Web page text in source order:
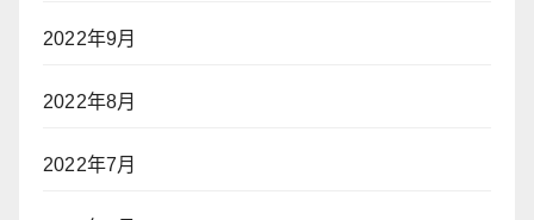
2022年9月
2022年8月
2022年7月